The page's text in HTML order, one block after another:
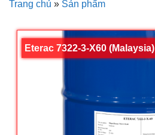
Trang chủ » Sản phẩm
Eterac 7322-3-X60 (Malaysia)